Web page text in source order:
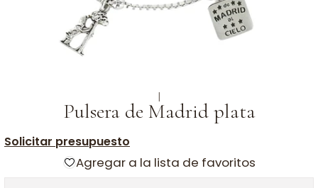
|
Pulsera de Madrid plata
Solicitar presupuesto
Agregar a la lista de favoritos